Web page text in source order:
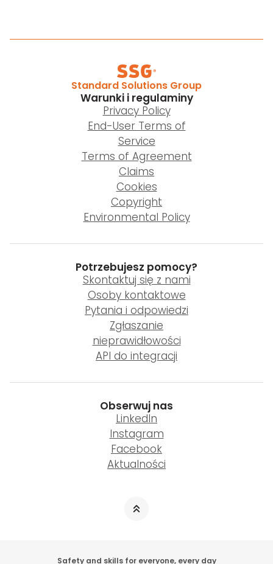
Standard Solutions Group
Warunki i regulaminy
Privacy Policy
End-User Terms of
Service
Terms of Agreement
Claims
Cookies
Copyright
Environmental Policy
Potrzebujesz pomocy?
Skontaktuj się z nami
Osoby kontaktowe
Pytania i odpowiedzi
Zgłaszanie
nieprawidłowości
API do integracji
Obserwuj nas
LinkedIn
Instagram
Facebook
Aktualności
Safety and skills for everyone, every day